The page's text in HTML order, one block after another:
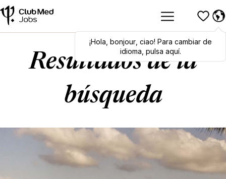
Hola,bonjour,ciao! To switch
languages, click here!
¡Hola bonjour, ciao! Para cambiar de
idioma, pulsa aquí.
Resultados de la
búsqueda